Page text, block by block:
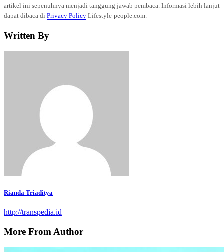
artikel ini sepenuhnya menjadi tanggung jawab pembaca. Informasi lebih lanjut
dapat dibaca di Privacy Policy Lifestyle-people.com.
Written By
Rianda Triaditya
http://transpedia.id
More From Author